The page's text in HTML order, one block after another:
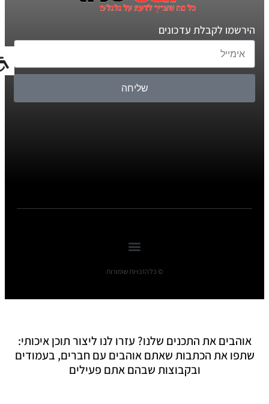
הירשמו לקבלת עדכונים
שליחה
© כל הזכויות שומורות
אוהבים את התכנים שלנו? עזרו לנו ליצור תוכן איכותי:
שתפו את הכתבות שאתם אוהבים עם חברים, בעמודים
ובקבוצות שבהם אתם פעילים